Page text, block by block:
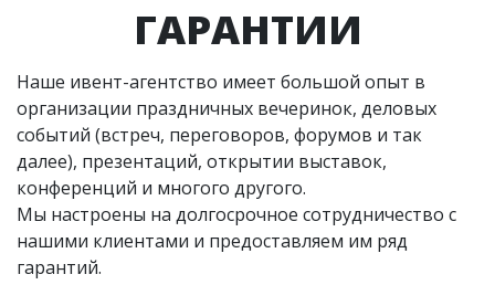
ГАРАНТИИ
Наше ивент-агентство имеет большой опыт в
организации праздничных вечеринок, деловых
событий (встреч, переговоров, форумов и так
далее), презентаций, открытии выставок,
конференций и многого другого.
Мы настроены на долгосрочное сотрудничество с
нашими клиентами и предоставляем им ряд
гарантий.